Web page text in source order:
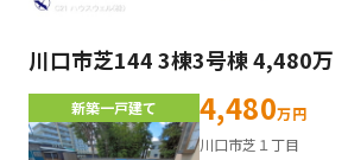
川口市芝144 3棟3号棟 4,480万
新築一戸建て 4,480万円
川口市芝１丁目